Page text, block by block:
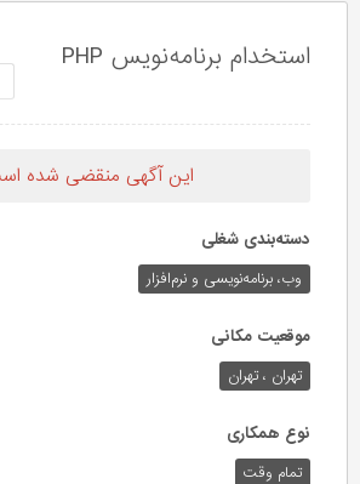
استخدام برنامه‌نویس PHP
این آگهی منقضی شده
دسته‌بندی شغلی
وب،‌ برنامه‌نویسی و نرم‌افزار
موقعیت مکانی
تهران ، تهران
نوع همکاری
تمام وقت